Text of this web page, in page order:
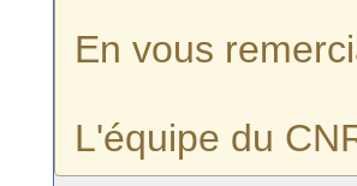
En vous
L'équipe du